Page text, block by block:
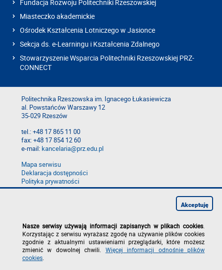
Fundacja Rozwoju Politechniki Rzeszowskiej
Miasteczko akademickie
Ośrodek Kształcenia Lotniczego w Jasionce
Sekcja ds. e-Learningu i Kształcenia Zdalnego
Stowarzyszenie Wsparcia Politechniki Rzeszowskiej PRZ-
CONNECT
Politechnika Rzeszowska im. Ignacego Łukasiewicza
al. Powstańców Warszawy 12
35-029 Rzeszów
tel.: +48 17 865 11 00
fax: +48 17 854 12 60
e-mail:kancelaria@prz.edu.pl
Mapa serwisu
Deklaracja dostępności
Polityka prywatności
Zgłoś błąd na stronie
Nasze serwisy używają informacji zapisanych w plikach cookies
Korzystając z serwisu wyrażasz zgodę na używanie plików cookies
zgodnie z aktualnymi ustawieniami przeglądarki, które możesz
zmienić w dowolnej chwili. Więcej informacji odnośnie plików
cookies
Akceptuję